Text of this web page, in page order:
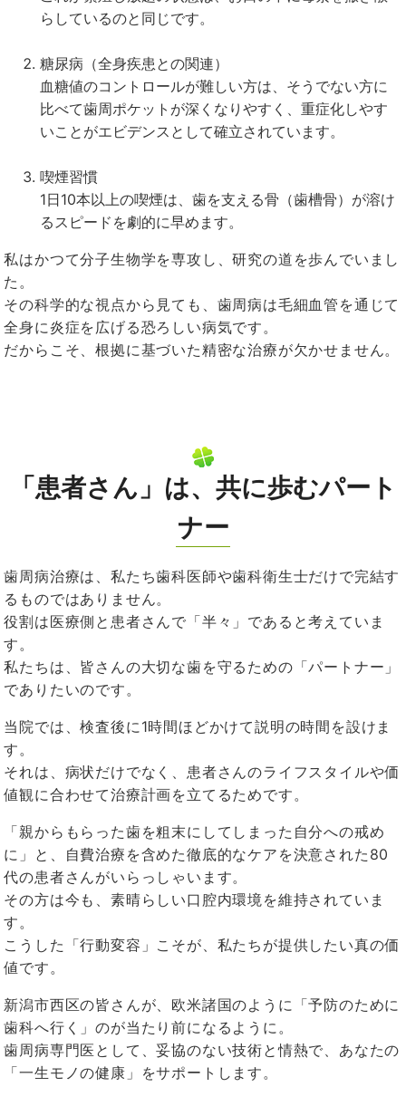
らしているのと同じです。
糖尿病（全身疾患との関連）
血糖値のコントロールが難しい方は、そうでない方に
比べて歯周ポケットが深くなりやすく、重症化しやす
いことがエビデンスとして確立されています。
喫煙習慣
1日10本以上の喫煙は、歯を支える骨（歯槽骨）が溶け
るスピードを劇的に早めます。
私はかつて分子生物学を専攻し、研究の道を歩んでいまし
た。
その科学的な視点から見ても、歯周病は毛細血管を通じて
全身に炎症を広げる恐ろしい病気です。
だからこそ、根拠に基づいた精密な治療が欠かせません。
「患者さん」は、共に歩むパート
ナー
歯周病治療は、私たち歯科医師や歯科衛生士だけで完結す
るものではありません。
役割は医療側と患者さんで「半々」であると考えていま
す。
私たちは、皆さんの大切な歯を守るための「パートナー」
でありたいのです。
当院では、検査後に 1時間ほどかけて説明の時間を設けま
す。
それは、病状だけでなく、患者さんのライフスタイルや価
値観に合わせて治療計画を立てるためです。
「親からもらった歯を粗末にしてしまった自分への戒め
に」と、自費治療を含めた徹底的なケアを決意された 80
代の患者さんがいらっしゃいます。
その方は今も、素晴らしい口腔内環境を維持されていま
す。
こうした「行動変容」こそが、私たちが提供したい真の価
値です。
新潟市西区の皆さんが、欧米諸国のように「予防のために
歯科へ行く」のが当たり前になるように。
歯周病専門医として、妥協のない技術と情熱で、あなたの
「一生モノの健康」をサポートします。